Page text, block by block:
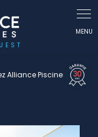
Alliance Piscines 83 :